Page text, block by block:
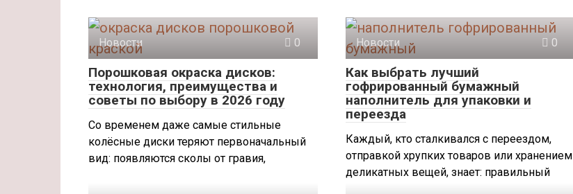
Новости 0
Порошковая окраска дисков:
технология, преимущества и
советы по выбору в 2026 году
Со временем даже самые стильные
колёсные диски теряют первоначальный
вид: появляются сколы от гравия,
Новости 0
Как выбрать лучший
гофрированный бумажный
наполнитель для упаковки и
переезда
Каждый, кто сталкивался с переездом,
отправкой хрупких товаров или хранением
деликатных вещей, знает: правильный